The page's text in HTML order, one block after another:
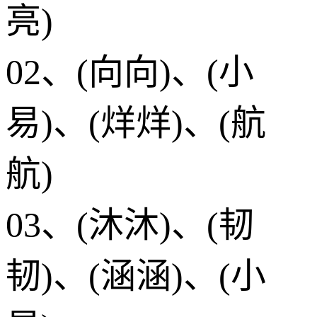
亮)
02、(向向)、(小
易)、(烊烊)、(航
航)
03、(沐沐)、(韧
韧)、(涵涵)、(小